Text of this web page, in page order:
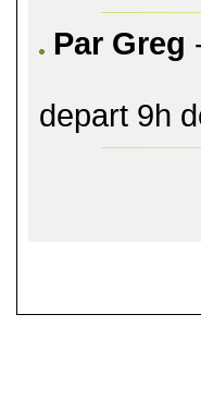
Par Greg
depart 9h